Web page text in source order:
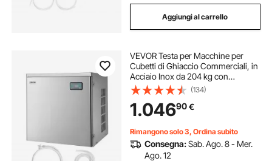
Aggiungi al carrello
VEVOR Testa per Macchine per
Cubetti di Ghiaccio Commerciali, in
Acciaio Inox da 204 kg con
Pannello di Controllo Intelligente,
Autopulente, Spessore Regolabile,
per Ristoranti, Bar, Solo Testa
(134)
1.04690€
Rimangono solo 3, Ordina subito
Consegna:Sab. Ago. 8 - Mer.
Ago. 12